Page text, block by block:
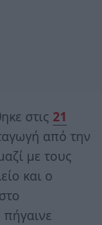
στις 21
από την
με τους
και ο
πήγαινε